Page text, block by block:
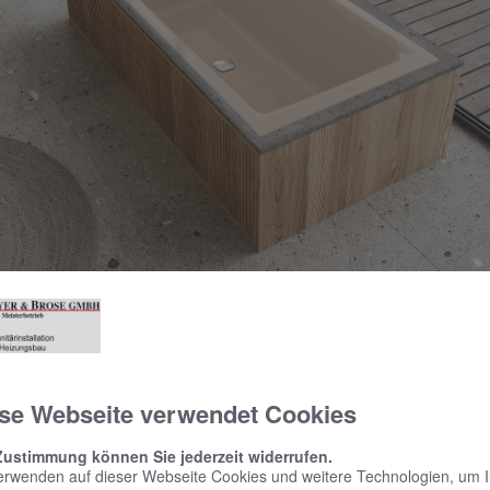
die beliebte Kaldewei Puro Next Familie individuellen Luxus
bis hin zu Best Agern – hier die Puro Next Duo in der
Webseite verwendet Cookies
können Sie jederzeit widerrufen.
auf dieser Webseite Cookies und weitere Technologien, um